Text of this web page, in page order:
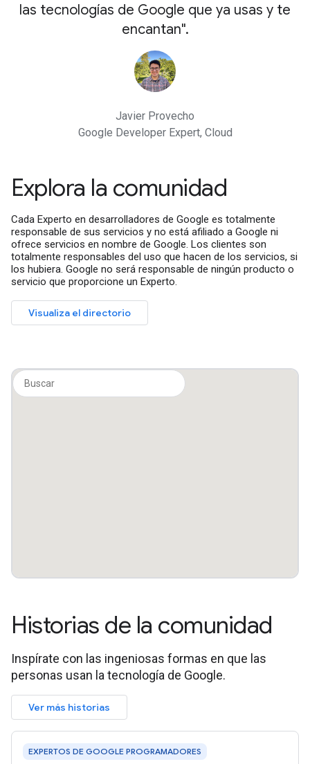
las tecnologías de Google que ya usas y te
encantan".
Javier Provecho
Google Developer Expert, Cloud
Explora la comunidad
Cada Experto en desarrolladores de Google es totalmente
responsable de sus servicios y no está afiliado a Google ni
ofrece servicios en nombre de Google. Los clientes son
totalmente responsables del uso que hacen de los servicios, si
los hubiera. Google no será responsable de ningún producto o
servicio que proporcione un Experto.
Visualiza el directorio
Historias de la comunidad
Inspírate con las ingeniosas formas en que las
personas usan la tecnología de Google.
Ver más historias
EXPERTOS DE GOOGLE PROGRAMADORES